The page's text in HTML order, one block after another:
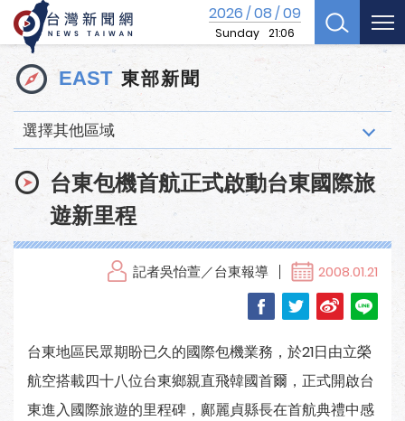
2026/08/09
Sunday 21:06
EAST 東部新聞
選擇其他區域
台東包機首航正式啟動台東國際旅
遊新里程
記者吳怡萱／台東報導 2008.01.21
台東地區民眾期盼已久的國際包機業務，於21日由立榮
航空搭載四十八位台東鄉親直飛韓國首爾，正式開啟台
東進入國際旅遊的里程碑，鄺麗貞縣長在首航典禮中感